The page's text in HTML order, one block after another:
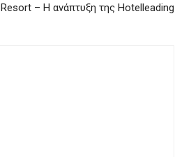
Resort – Η ανάπτυξη της Hotelleading